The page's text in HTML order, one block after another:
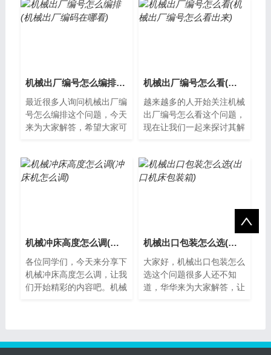
对运动，其...
展，机械行...
机械出厂编号怎么编排(机械出厂编码在哪看)
最近很多人询问机械出厂编
号怎么编排这个问题，今天
来为大家解答，希望大家可
厂编号是指...
机械出厂编号怎么看(机械出厂编号怎么看出来)
越来越多的人开始关注机械
出厂编号怎么看这个问题，
现在让我们一起来探讨其解
造过程中由...
机械冲床高度怎么调(冲床机怎么调)
各位同学们，今天来分享下
机械冲床高度怎么调，让我
们开始精彩的内容吧。机械
机械出口包装怎么选(出口机床包装箱)
大家好，机械出口包装怎么
选这个问题很多人还不知
道，华华来为大家解答，让